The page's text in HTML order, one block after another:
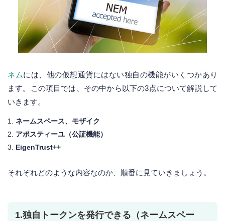
ネムには、他の仮想通貨にはない独自の機能がいくつかあり
ます。この項目では、その中から以下の3点について解説して
いきます。
ネームスペース、モザイク
アポスティーユ（公証機能）
EigenTrust++
それぞれどのような内容なのか、順番に見ていきましょう。
1.独自トークンを発行できる（ネームスペー